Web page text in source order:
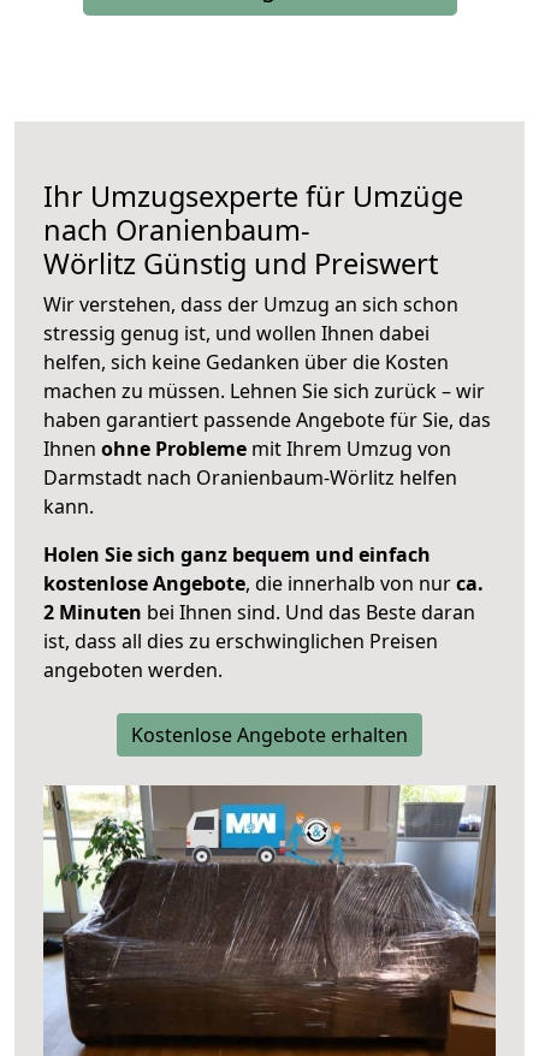
Ihr Umzugsexperte für Umzüge
nach Oranienbaum-
Wörlitz Günstig und Preiswert
Wir verstehen, dass der Umzug an sich schon
stressig genug ist, und wollen Ihnen dabei
helfen, sich keine Gedanken über die Kosten
machen zu müssen. Lehnen Sie sich zurück – wir
haben garantiert passende Angebote für Sie, das
Ihnen ohne Probleme mit Ihrem Umzug von
Darmstadt nach Oranienbaum-Wörlitz helfen
kann.
Holen Sie sich ganz bequem und einfach
kostenlose Angebote, die innerhalb von nurca.
2 Minuten bei Ihnen sind. Und das Beste daran
ist, dass all dies zu erschwinglichen Preisen
angeboten werden.
Kostenlose Angebote erhalten